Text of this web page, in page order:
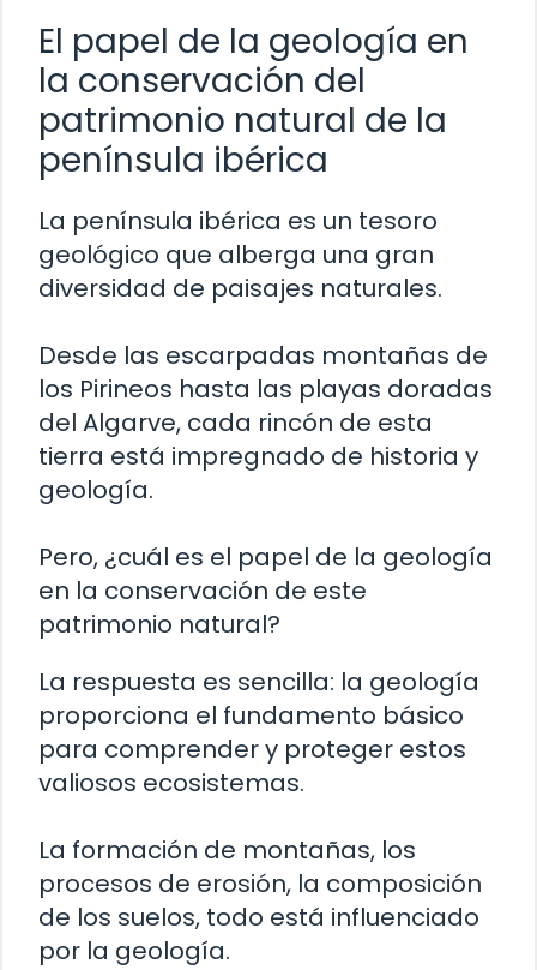
El papel de la geología en
la conservación del
patrimonio natural de la
península ibérica
La península ibérica es un tesoro
geológico que alberga una gran
diversidad de paisajes naturales.
Desde las escarpadas montañas de
los Pirineos hasta las playas doradas
del Algarve, cada rincón de esta
tierra está impregnado de historia y
geología.
Pero, ¿cuál es el papel de la geología
en la conservación de este
patrimonio natural?
La respuesta es sencilla: la geología
proporciona el fundamento básico
para comprender y proteger estos
valiosos ecosistemas.
La formación de montañas, los
procesos de erosión, la composición
de los suelos, todo está influenciado
por la geología.